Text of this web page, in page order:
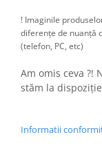
! Imaginile
diferențe de nuanță
(telefon, PC, etc)
Am omis ceva ?!
stăm la
Informatii